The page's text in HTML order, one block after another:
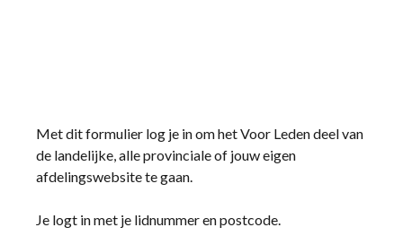
Met dit formulier log je in om het Voor Leden deel van
de landelijke, alle provinciale of jouw eigen
afdelingswebsite te gaan.
Je logt in met je lidnummer en postcode.